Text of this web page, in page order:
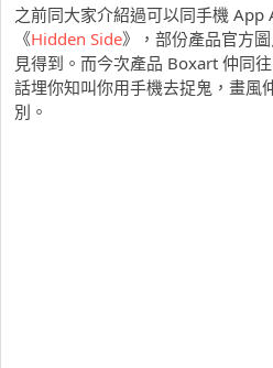
之前同大家介紹過可以同手機 App
《Hidden Side》，部份產品官方
見得到。而今次產品 Boxart 仲同
話埋你知叫你用手機去捉鬼，畫風
別。